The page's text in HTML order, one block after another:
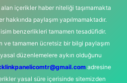
alan içerikler haber niteliği taşımamakta
paylaşım yapılmamaktadır.
benzerlikleri tamamen tesadüfidir.
ve tamamen ücretsiz bir bilgi paylaşım
düzenlemelere aykırı olduğunu
adresine
yasal süre içerisinde sitemizden